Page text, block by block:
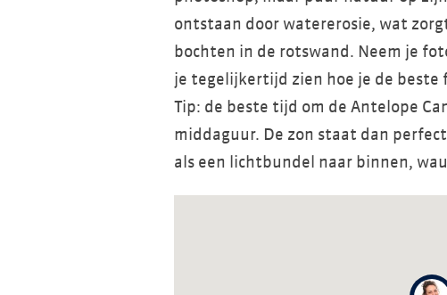
ontstaan door watererosie, wat
bochten in de rotswand. Neem je
je tegelijkertijd zien hoe je de beste
Tip: de beste tijd om de Antelope
middaguur. De zon staat dan
als een lichtbundel naar binnen,